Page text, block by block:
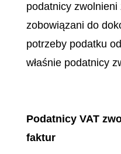
podatnicy zwolnieni
zobowiązani do
potrzeby podatku
właśnie podatnicy
Podatnicy VAT
faktur